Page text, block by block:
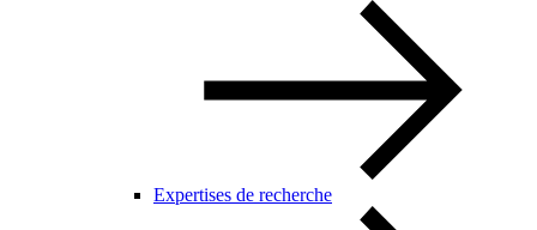
Expertises de recherche